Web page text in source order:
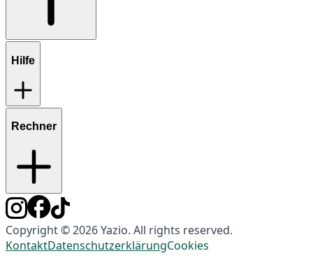
Hilfe
Rechner
Copyright © 2026 Yazio. All rights reserved.
KontaktDatenschutzerklärungCookies